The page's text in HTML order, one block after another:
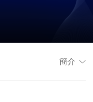
簡介